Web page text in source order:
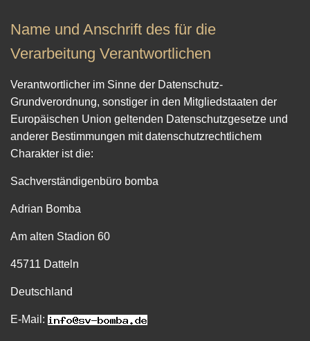
Name und Anschrift des für die
Verarbeitung Verantwortlichen
Verantwortlicher im Sinne der Datenschutz-
Grundverordnung, sonstiger in den Mitgliedstaaten der
Europäischen Union geltenden Datenschutzgesetze und
anderer Bestimmungen mit datenschutzrechtlichem
Charakter ist die:
Sachverständigenbüro bomba
Adrian Bomba
Am alten Stadion 60
45711 Datteln
Deutschland
E-Mail: